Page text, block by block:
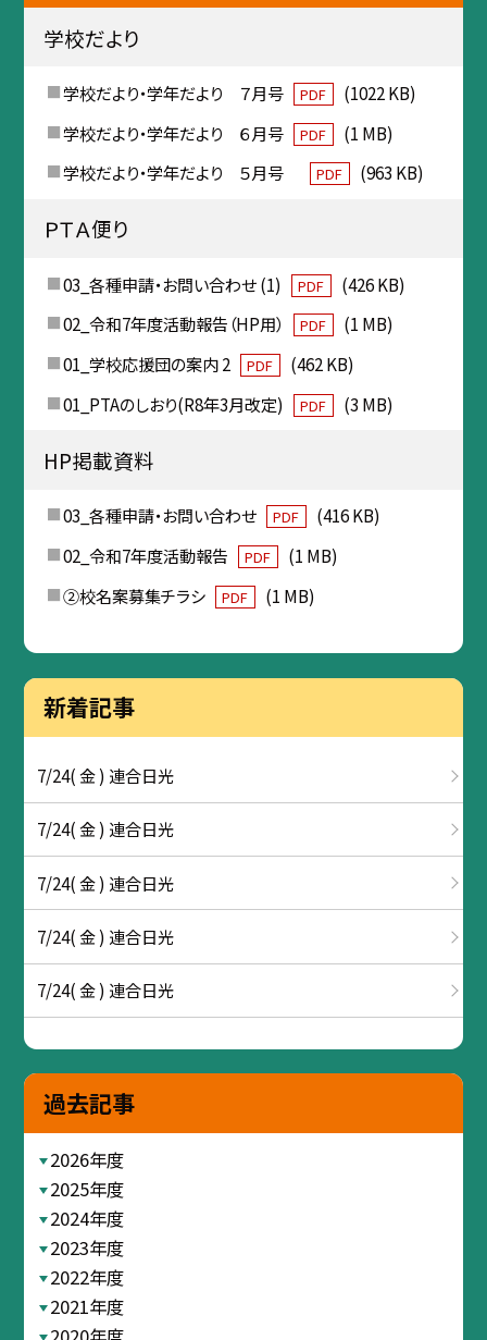
学校だより
学校だより・学年だより ７月号 PDF
(1022 KB)
学校だより・学年だより ６月号
PDF
(1 MB)
学校だより・学年だより ５月号
PDF (963 KB)
ＰＴＡ便り
03_各種申請・お問い合わせ (1) PDF
(426 KB)
02_令和7年度活動報告（HP用）
PDF
(1 MB)
01_学校応援団の案内 2
PDF
(462 KB)
01_PTAのしおり(R8年3月改定)
PDF (3 MB)
HP掲載資料
03_各種申請・お問い合わせ PDF
(416 KB)
02_令和7年度活動報告
PDF
(1 MB)
②校名案募集チラシ
PDF (1 MB)
新着記事
7/24( 金 ) 連合日光
7/24( 金 ) 連合日光
7/24( 金 ) 連合日光
7/24( 金 ) 連合日光
7/24( 金 ) 連合日光
過去記事
2026年度
2025年度
2024年度
2023年度
2022年度
2021年度